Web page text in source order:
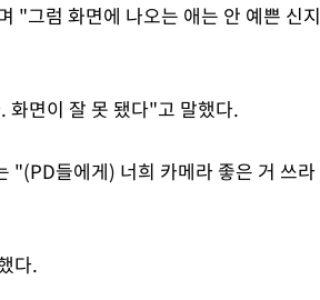
"그럼 화면에 나오는 애는 안 예쁜 신지
화면이 잘 못 됐다"고 말했다.
"(PD들에게) 너희 카메라 좋은 거 쓰라
다.